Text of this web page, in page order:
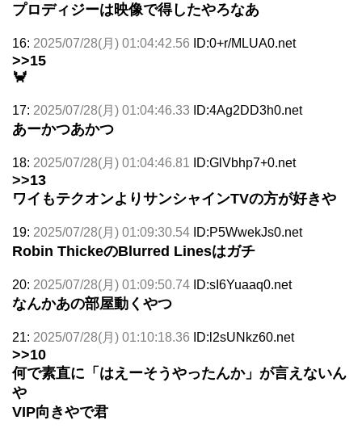
プロディジーは映像で得したやろなあ
16: 2025/07/28(月) 01:04:42.56 ID:0+r/MLUA0.net
>>15
🦀
17: 2025/07/28(月) 01:04:46.33 ID:4Ag2DD3h0.net
あーかつあかつ
18: 2025/07/28(月) 01:04:46.81 ID:GlVbhp7+0.net
>>13
ワイもテクオンよりサンシャインTVの方が好きや
19: 2025/07/28(月) 01:09:30.54 ID:P5WwekJs0.net
Robin ThickeのBlurred Linesはガチ
20: 2025/07/28(月) 01:09:50.74 ID:sI6Yuaaq0.net
なんかあの部屋動くやつ
21: 2025/07/28(月) 01:10:18.36 ID:l2sUNkz60.net
>>10
何で素直に「はえーそうやったんか」が言えないん
や
VIP向きやで君